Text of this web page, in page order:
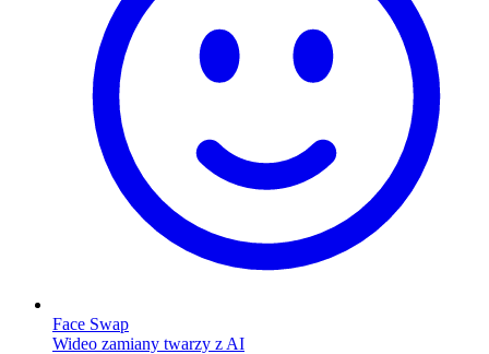
Face Swap
Wideo zamiany twarzy z AI